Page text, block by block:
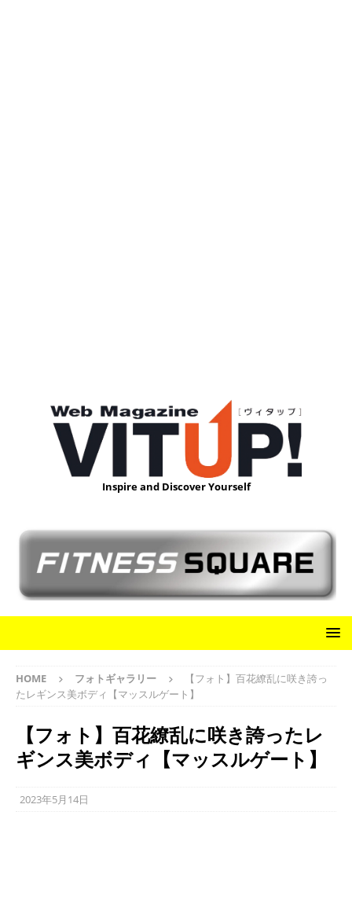
Inspire and Discover Yourself
HOME フォトギャラリー
【フォト】百花繚乱に咲き誇っ
たレギンス美ボディ【マッスルゲート】
【フォト】百花繚乱に咲き誇ったレ
ギンス美ボディ【マッスルゲート】
2023年5月14日